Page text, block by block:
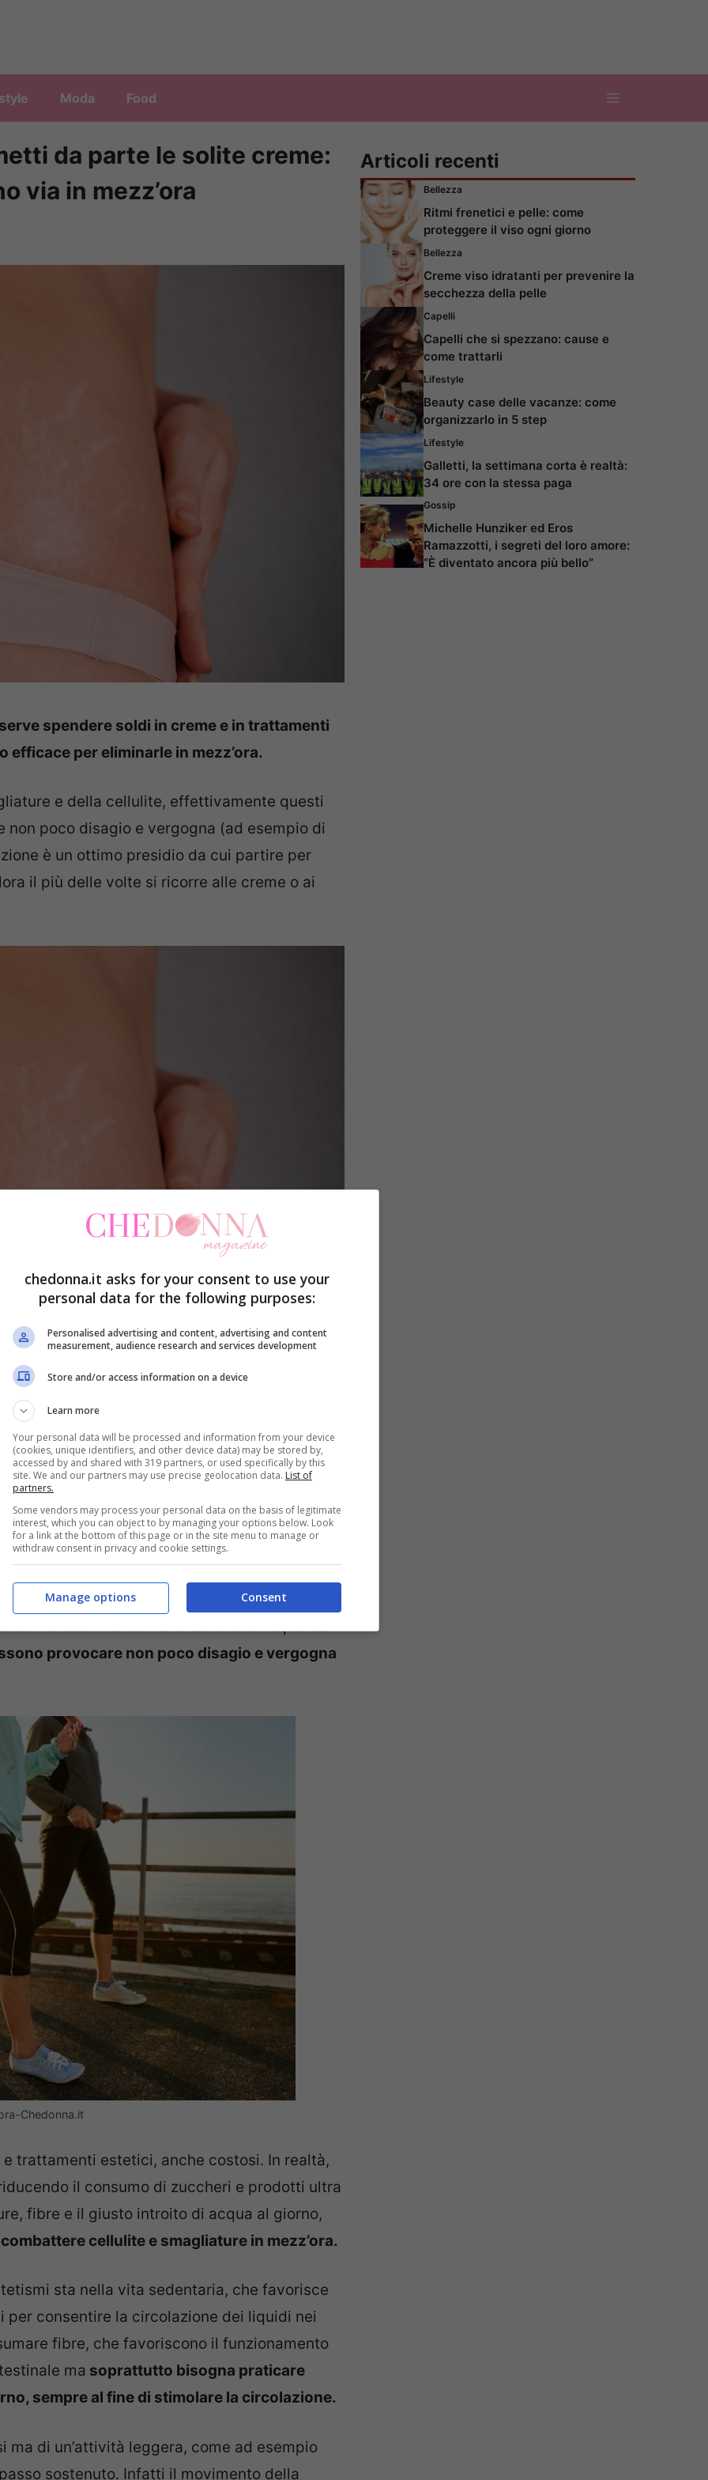
Moda Food
da parte le solite creme:
via in mezz’ora
spendere soldi in creme e in trattamenti
per eliminarle in mezz’ora.
e della cellulite, effettivamente questi
poco disagio e vergogna (ad esempio di
è un ottimo presidio da cui partire per
il più delle volte si ricorre alle creme o ai
questo metodo vanno via in mezz’ora-Chedonna.it
costosi.
smagliature e della cellulite in mezz’ora
e cellulite in mezz’ora
molto comuni in tante donne e che si possono
per la difficoltà di eliminare i liquidi in
nei tessuti a formare la cosiddetta pelle a
provocare non poco disagio e vergogna
Chedonna.it
trattamenti estetici, anche costosi. In realtà,
il consumo di zuccheri e prodotti ultra
fibre e il giusto introito di acqua al giorno,
cellulite e smagliature in mezz’ora.
sta nella vita sedentaria, che favorisce
per consentire la circolazione dei liquidi nei
fibre, che favoriscono il funzionamento
ma soprattutto bisogna praticare
sempre al fine di stimolare la circolazione.
di un’attività leggera, come ad esempio
sostenuto. Infatti il movimento della
Articoli recenti
Bellezza
Ritmi frenetici e pelle: come
proteggere il viso ogni giorno
Bellezza
Creme viso idratanti per prevenire la
secchezza della pelle
Capelli
Capelli che si spezzano: cause e
come trattarli
Lifestyle
Beauty case delle vacanze: come
organizzarlo in 5 step
Lifestyle
Galletti, la settimana corta è realtà:
34 ore con la stessa paga
Gossip
Michelle Hunziker ed Eros
Ramazzotti, i segreti del loro amore:
“È diventato ancora più bello”
chedonna.it asks for your consent to use your
personal data for the following purposes:
Personalised advertising and content, advertising and content
measurement, audience research and services development
Store and/or access information on a device
Learn more
Your personal data will be processed and information from your device
(cookies, unique identifiers, and other device data) may be stored by,
accessed by and shared with 319 partners, or used specifically by this
site. We and our partners may use precise geolocation data. List of
partners.
Some vendors may process your personal data on the basis of legitimate
interest, which you can object to by managing your options below. Look
for a link at the bottom of this page or in the site menu to manage or
withdraw consent in privacy and cookie settings.
Consent
Manage options